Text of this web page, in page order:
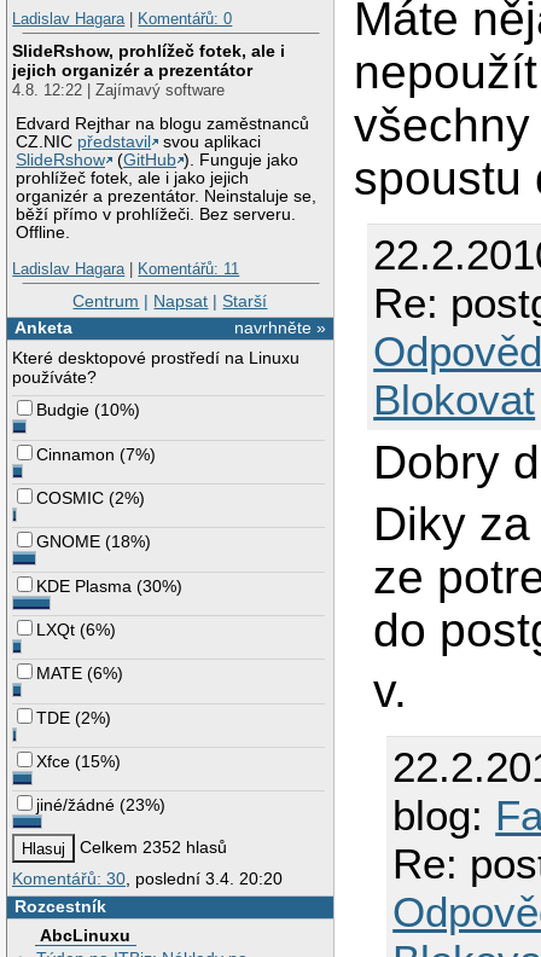
Ladislav Hagara| Komentářů: 0
SlideRshow, prohlížeč fotek, ale i
jejich organizér a prezentátor
4.8. 12:22 | Zajímavý software
Edvard Rejthar na blogu zaměstnanců
CZ.NIC představil
svou aplikaci
SlideRshow
(GitHub ). Funguje jako
prohlížeč fotek, ale i jako jejich
organizér a prezentátor. Neinstaluje se,
běží přímo v prohlížeči. Bez serveru.
Offline.
Ladislav Hagara| Komentářů: 11
Centrum | Napsat |Starší
navrhněte »
Anketa
Které desktopové prostředí na Linuxu
používáte?
Budgie (10%)
Cinnamon (7%)
COSMIC (2%)
GNOME (18%)
KDE Plasma (30%)
LXQt (6%)
MATE (6%)
TDE (2%)
Xfce (15%)
jiné/žádné (23%)
Celkem 2352 hlasů
Komentářů: 30 , poslední 3.4. 20:20
Rozcestník
AbcLinuxu
Máte
spoustu
Re:
Blokovat
Dobry
Diky
ze
do
v.
blog:
Re: